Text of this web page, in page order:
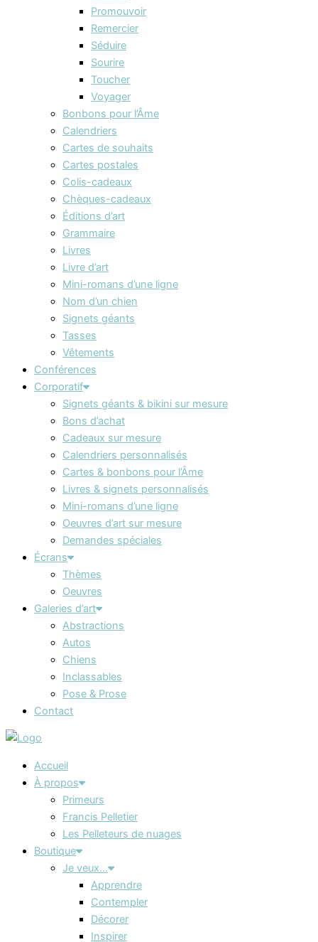
Promouvoir
Remercier
Séduire
Sourire
Toucher
Voyager
Bonbons pour l’Âme
Calendriers
Cartes de souhaits
Cartes postales
Colis-cadeaux
Chèques-cadeaux
Éditions d’art
Grammaire
Livres
Livre d’art
Mini-romans d’une ligne
Nom d’un chien
Signets géants
Tasses
Vêtements
Conférences
Corporatif
Signets géants & bikini sur mesure
Bons d’achat
Cadeaux sur mesure
Calendriers personnalisés
Cartes & bonbons pour l’Âme
Livres & signets personnalisés
Mini-romans d’une ligne
Oeuvres d’art sur mesure
Demandes spéciales
Écrans
Thèmes
Oeuvres
Galeries d’art
Abstractions
Autos
Chiens
Inclassables
Pose & Prose
Contact
Accueil
À propos
Primeurs
Francis Pelletier
Les Pelleteurs de nuages
Boutique
Je veux…
Apprendre
Contempler
Décorer
Inspirer